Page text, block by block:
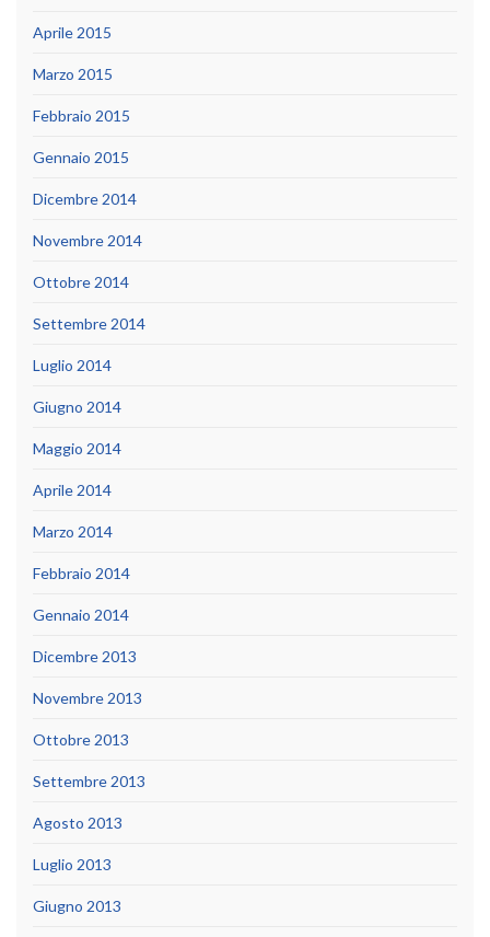
Aprile 2015
Marzo 2015
Febbraio 2015
Gennaio 2015
Dicembre 2014
Novembre 2014
Ottobre 2014
Settembre 2014
Luglio 2014
Giugno 2014
Maggio 2014
Aprile 2014
Marzo 2014
Febbraio 2014
Gennaio 2014
Dicembre 2013
Novembre 2013
Ottobre 2013
Settembre 2013
Agosto 2013
Luglio 2013
Giugno 2013